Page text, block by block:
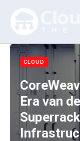
inhoud
CLOUD
Era van